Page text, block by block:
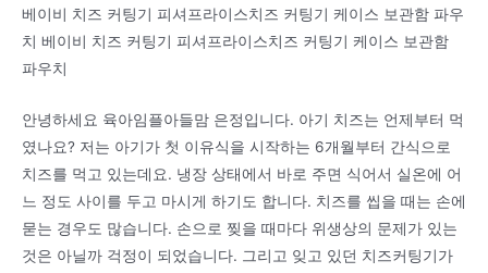
베이비 치즈 커팅기 피셔프라이스치즈 커팅기 케이스 보관함 파우
치 베이비 치즈 커팅기 피셔프라이스치즈 커팅기 케이스 보관함
파우치
안녕하세요 육아임플아들맘 은정입니다. 아기 치즈는 언제부터 먹
였나요? 저는 아기가 첫 이유식을 시작하는 6개월부터 간식으로
치즈를 먹고 있는데요. 냉장 상태에서 바로 주면 식어서 실온에 어
느 정도 사이를 두고 마시게 하기도 합니다. 치즈를 씹을 때는 손에
묻는 경우도 많습니다. 손으로 찢을 때마다 위생상의 문제가 있는
것은 아닐까 걱정이 되었습니다. 그리고 잊고 있던 치즈커팅기가